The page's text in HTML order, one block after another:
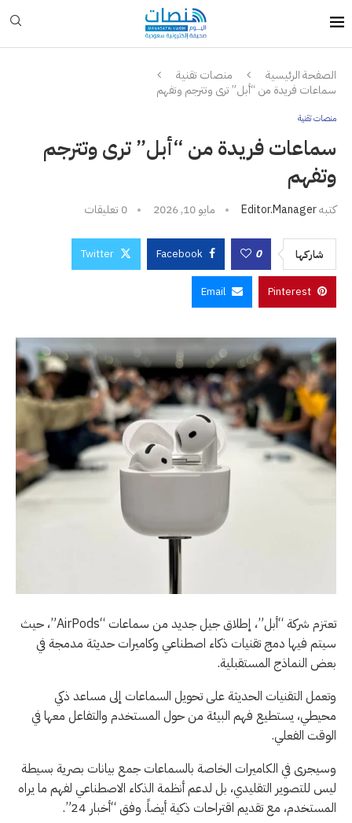
الصفحة الرئيسية
منصات تقنية
سماعات فريدة من “أبل” ترى وتترجم وتفهم
منصات تقنية
سماعات فريدة من “أبل” ترى وتترجم
وتفهم
كتبهEditor.manager مايو 10, 2026 0 تعليقات
شاركها 0
Facebook
Twitter
Pinterest
Email
تعتزم شركة “أبل”، إطلاق جيل جديد من سماعات “AirPods”، حيث
سيتم فيها دمج تقنيات ذكاء اصطناعي وكاميرات حديثة مدمجة في
بعض النماذج المستقبلية.
وتعمل التقنيات الحديثة على تحويل السماعات إلى مساعد ذكي
محيطي، يستطيع فهم البيئة من حول المستخدم والتفاعل معها في
الوقت الفعلي.
وسيجرى في الكاميرات الخاصة بالسماعات جمع بيانات بصرية بسيطة
ليس للتصوير التقليدي، بل لدعم أنظمة الذكاء الاصطناعي لفهم ما يراه
المستخدم، مع تقديم اقتراحات ذكية أيضاً. وفق “أخبار 24”.